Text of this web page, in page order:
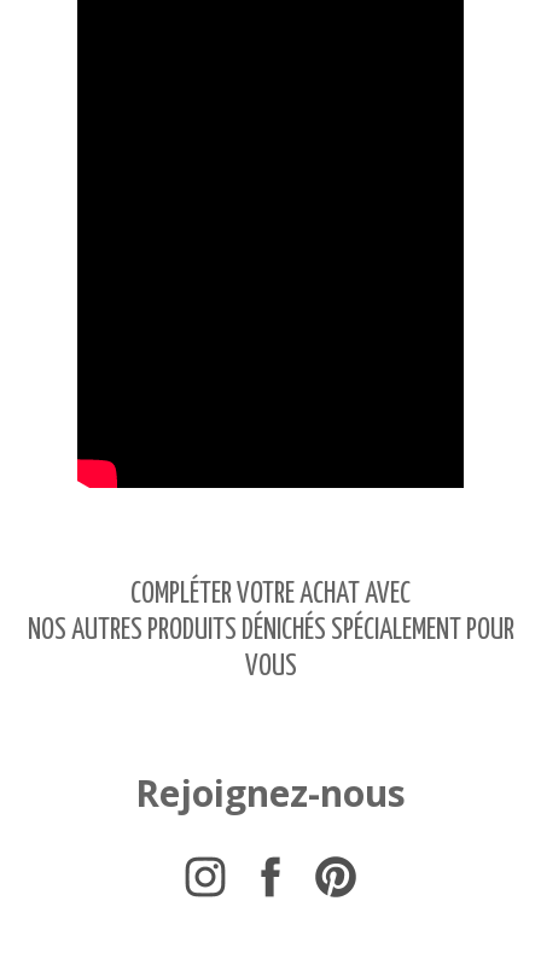
COMPLÉTER VOTRE ACHAT AVEC
NOS AUTRES PRODUITS DÉNICHÉS SPÉCIALEMENT POUR
VOUS
Rejoignez-nous